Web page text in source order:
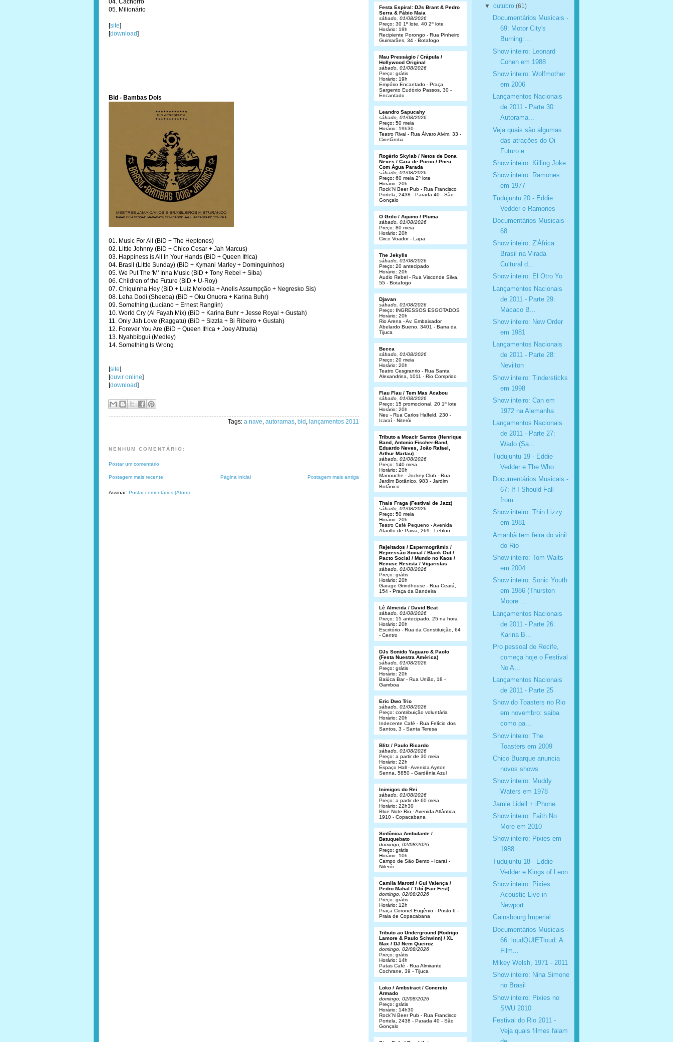
04. Cachorro
05. Milionário
[site]
[download]
Bid - Bambas Dois
01. Music For All (BiD + The Heptones)
02. Little Johnny (BiD + Chico Cesar + Jah Marcus)
03. Happiness is All In Your Hands (BiD + Queen Ifrica)
04. Brasil (Little Sunday) (BiD + Kymani Marley + Dominguinhos)
05. We Put The 'M' Inna Music (BiD + Tony Rebel + Siba)
06. Children of the Future (BiD + U-Roy)
07. Chiquinha Hey (BiD + Luiz Melodia + Anelis Assumpção + Negresko Sis)
08. Leha Dodi (Sheeba) (BiD + Oku Onuora + Karina Buhr)
09. Something (Luciano + Ernest Ranglin)
10. World Cry (Al Fayah Mix) (BiD + Karina Buhr + Jesse Royal + Gustah)
11. Only Jah Love (Raggatu) (BiD + Sizzla + Bi Ribeiro + Gustah)
12. Forever You Are (BiD + Queen Ifrica + Joey Altruda)
13. Nyahbibgui (Medley)
14. Something Is Wrong
[site]
[ouvir online]
[download]
Tags: a nave, autoramas, bid , lançamentos 2011
NENHUM COMENTÁRIO:
Postar um comentário
Postagem mais recente Postagem mais antiga
Página inicial
Assinar: Postar comentários (Atom)
▼ outubro (61)
Documentários Musicais -
69: Motor City's
Burning:...
Show inteiro: Leonard
Cohen em 1988
Show inteiro: Wolfmother
em 2006
Lançamentos Nacionais
de 2011 - Parte 30:
Autorama...
Veja quais são algumas
das atrações do Oi
Futuro e...
Show inteiro: Killing Joke
Show inteiro: Ramones
em 1977
Tudujuntu 20 - Eddie
Vedder e Ramones
Documentários Musicais -
68
Show inteiro: Z'África
Brasil na Virada
Cultural d...
Show inteiro: El Otro Yo
Lançamentos Nacionais
de 2011 - Parte 29:
Macaco B...
Show inteiro: New Order
em 1981
Lançamentos Nacionais
de 2011 - Parte 28:
Nevilton
Show inteiro: Tindersticks
em 1998
Show inteiro: Can em
1972 na Alemanha
Lançamentos Nacionais
de 2011 - Parte 27:
Wado (Sa...
Tudujuntu 19 - Eddie
Vedder e The Who
Documentários Musicais -
67: If I Should Fall
from...
Show inteiro: Thin Lizzy
em 1981
Amanhã tem feira do vinil
do Rio
Show inteiro: Tom Waits
em 2004
Show inteiro: Sonic Youth
em 1986 (Thurston
Moore ...
Lançamentos Nacionais
de 2011 - Parte 26:
Karina B...
Pro pessoal de Recife,
começa hoje o Festival
No A...
Lançamentos Nacionais
de 2011 - Parte 25
Show do Toasters no Rio
em novembro: saiba
como pa...
Show inteiro: The
Toasters em 2009
Chico Buarque anuncia
novos shows
Show inteiro: Muddy
Waters em 1978
Jamie Lidell + iPhone
Show inteiro: Faith No
More em 2010
Show inteiro: Pixies em
1988
Tudujuntu 18 - Eddie
Vedder e Kings of Leon
Show inteiro: Pixies
Acoustic Live in
Newport
Gainsbourg Imperial
Documentários Musicais -
66: loudQUIETloud: A
Film...
Mikey Welsh, 1971 - 2011
Show inteiro: Nina Simone
no Brasil
Show inteiro: Pixies no
SWU 2010
Festival do Rio 2011 -
Veja quais filmes falam
Festa Espiral: DJs Brant & Pedro
Serra & Fábio Maia
sábado, 01/08/2026
Preço: 30 1º lote, 40 2º lote
Horário: 19h
Recipiente Porongo - Rua Pinheiro
Guimarães, 34 - Botafogo
Mau Presságio / Crápula /
Hollywood Original
sábado, 01/08/2026
Preço: grátis
Horário: 19h
Empório Encantado - Praça
Sargento Eudóxio Passos, 30 -
Encantado
Leandro Sapucahy
sábado, 01/08/2026
Preço: 50 meia
Horário: 19h30
Teatro Rival - Rua Álvaro Alvim, 33 -
Cinelândia
Rogério Skylab / Netos de Dona
Neves / Cara de Porco / Pneu
Com Água Parada
sábado, 01/08/2026
Preço: 60 meia 2º lote
Horário: 20h
Rock´N Beer Pub - Rua Francisco
Portela, 2438 - Parada 40 - São
Gonçalo
O Grilo / Aquino / Pluma
sábado, 01/08/2026
Preço: 80 meia
Horário: 20h
Circo Voador - Lapa
The Jekylls
sábado, 01/08/2026
Preço: 20 antecipado
Horário: 20h
Audio Rebel - Rua Visconde Silva,
55 - Botafogo
Djavan
sábado, 01/08/2026
Preço: INGRESSOS ESGOTADOS
Horário: 20h
Rio Arena - Av. Embaixador
Abelardo Bueno, 3401 - Barra da
Tijuca
Becca
sábado, 01/08/2026
Preço: 20 meia
Horário: 20h
Teatro Cesgranrio - Rua Santa
Alexandrina, 1011 - Rio Comprido
Flau Flau / Tem Mas Acabou
sábado, 01/08/2026
Preço: 15 promocional, 20 1º lote
Horário: 20h
Neu - Rua Carlos Halfeld, 230 -
Icaraí - Niterói
Tributo a Moacir Santos (Henrique
Band, Antonio Fischer-Band,
Eduardo Neves, João Rafael,
Arthur Martau)
sábado, 01/08/2026
Preço: 140 meia
Horário: 20h
Manouche - Jockey Club - Rua
Jardim Botânico, 983 - Jardim
Botânico
Thaís Fraga (Festival de Jazz)
sábado, 01/08/2026
Preço: 50 meia
Horário: 20h
Teatro Café Pequeno - Avenida
Ataulfo de Paiva, 269 - Leblon
Rejeitados / Espermogrämix /
Repressão Social / Black Out /
Pacto Social / Mundo no Kaos /
Recuse Resista / Vigaristas
sábado, 01/08/2026
Preço: grátis
Horário: 20h
Garage Grindhouse - Rua Ceará,
154 - Praça da Bandeira
Lê Almeida / David Beat
sábado, 01/08/2026
Preço: 15 antecipado, 25 na hora
Horário: 20h
Escritório - Rua da Constituição, 64
- Centro
DJs Sonido Yaguaro & Paolo
(Festa Nuestra América)
sábado, 01/08/2026
Preço: grátis
Horário: 20h
Baiúca Bar - Rua União, 18 -
Gamboa
Eric Dwo Trio
sábado, 01/08/2026
Preço: contribuição voluntária
Horário: 20h
Indecente Café - Rua Felício dos
Santos, 3 - Santa Teresa
Blitz / Paulo Ricardo
sábado, 01/08/2026
Preço: a partir de 30 meia
Horário: 22h
Espaço Hall - Avenida Ayrton
Senna, 5850 - Gardênia Azul
Inimigos do Rei
sábado, 01/08/2026
Preço: a partir de 60 meia
Horário: 22h30
Blue Note Rio - Avenida Atlântica,
1910 - Copacabana
Sinfônica Ambulante /
Batuquebato
domingo, 02/08/2026
Preço: grátis
Horário: 10h
Campo de São Bento - Icaraí -
Niterói
Camila Marotti / Gui Valença /
Pedro Mahal / Tibí (Fair Fest)
domingo, 02/08/2026
Preço: grátis
Horário: 12h
Praça Coronel Eugênio - Posto 6 -
Praia de Copacabana
Tributo ao Underground (Rodrigo
Lamore & Paulo Schwinn) / XL
Max / DJ Nem Queiroz
domingo, 02/08/2026
Preço: grátis
Horário: 14h
Patas Café - Rua Almirante
Cochrane, 39 - Tijuca
Loko / Ambstract / Concreto
Armado
domingo, 02/08/2026
Preço: grátis
Horário: 14h30
Rock´N Beer Pub - Rua Francisco
Portela, 2438 - Parada 40 - São
Gonçalo